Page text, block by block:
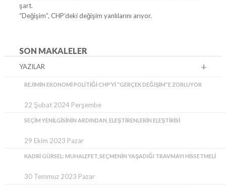
şart.
“Değişim”, CHP’deki değişim yanlılarını arıyor.
SON MAKALELER
YAZILAR
REJIMIN EKONOMI POLITIĞI CHP’YI “GERÇEK DEĞIŞIM”E ZORLUYOR
22 Şubat 2024 Perşembe
SEÇIM YENILGISININ ARDINDAN, ELEŞTIRENLERIN ELEŞTIRISI
29 Ekim 2023 Pazar
KADRI GÜRSEL: MUHALEFET, SEÇMENIN YAŞADIĞI TRAVMAYI HISSETMELI
30 Temmuz 2023 Pazar